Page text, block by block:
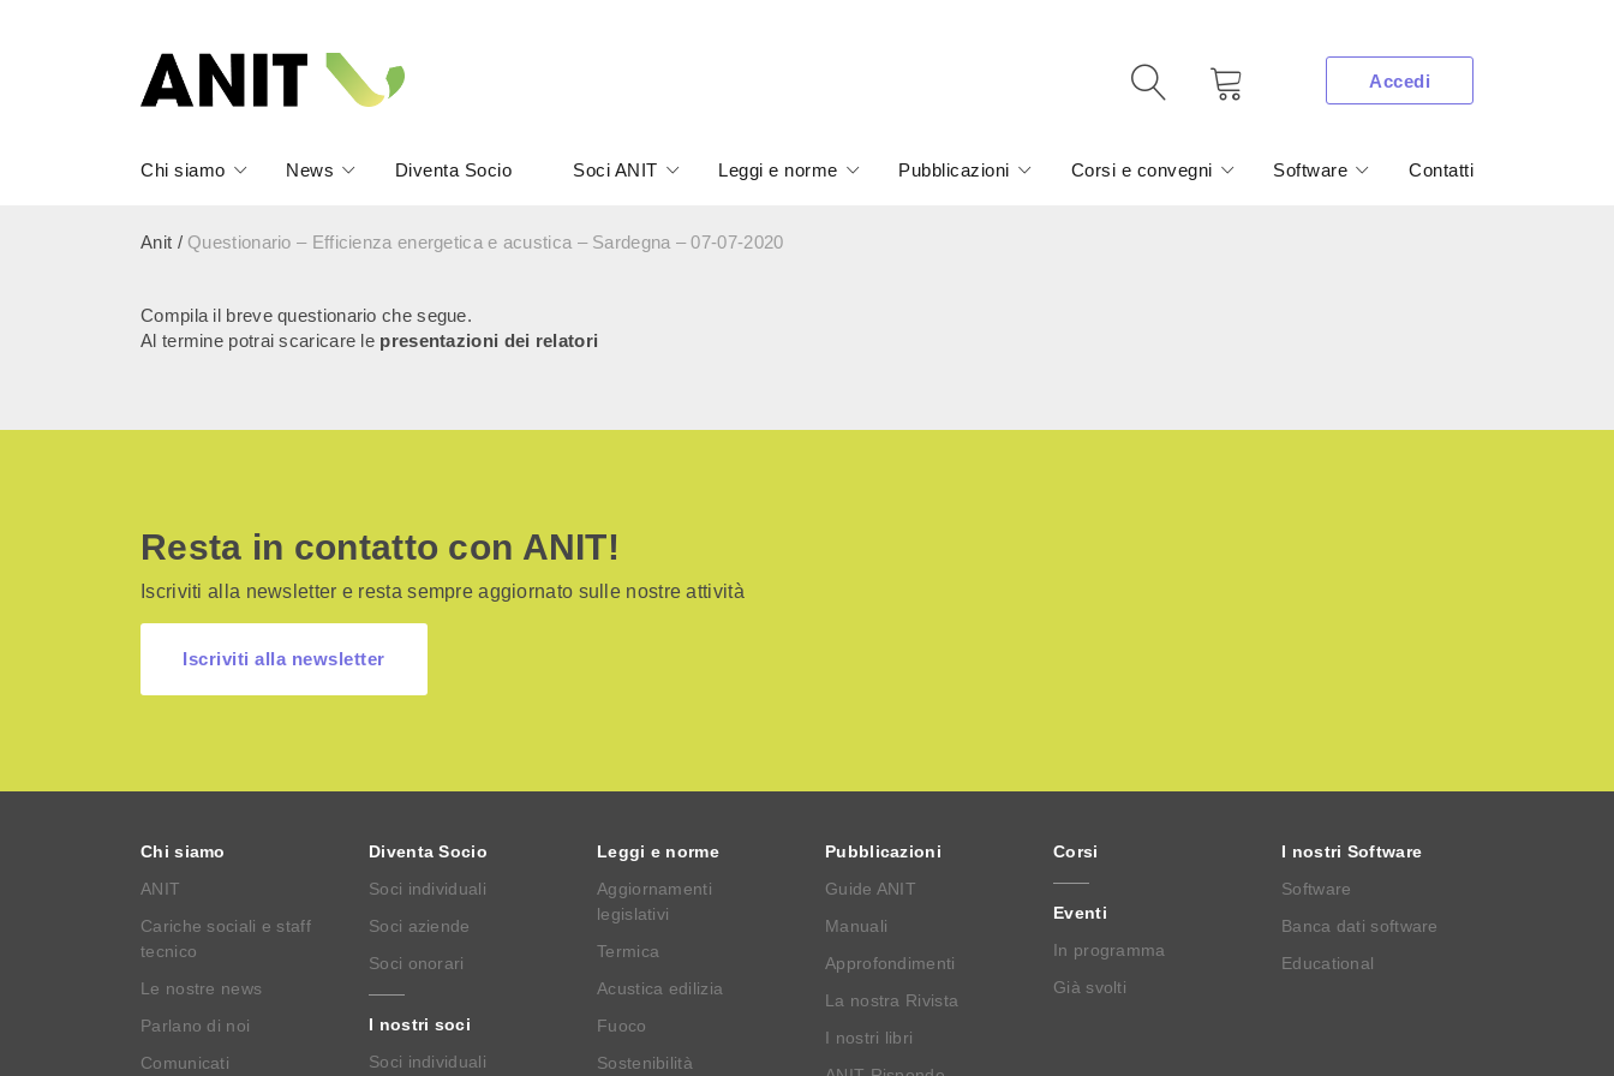
Accedi
Chi siamo News Diventa Socio Soci ANIT Leggi e norme Pubblicazioni Corsi e convegni Software Contatti
Anit / Questionario – Efficienza energetica e acustica – Sardegna – 07-07-2020
Compila il breve questionario che segue.
Al termine potrai scaricare le presentazioni dei relatori
Resta in contatto con ANIT!
Iscriviti alla newsletter e resta sempre aggiornato sulle nostre attività
Iscriviti alla newsletter
Chi siamo
ANIT
Cariche sociali e staff
tecnico
Le nostre news
Parlano di noi
Comunicati
Diventa Socio
Soci individuali
Soci aziende
Soci onorari
I nostri soci
Soci individuali
Leggi e norme
Aggiornamenti
legislativi
Termica
Acustica edilizia
Fuoco
Sostenibilità
Pubblicazioni
Guide ANIT
Manuali
Approfondimenti
La nostra Rivista
I nostri libri
Corsi
Eventi
In programma
Già svolti
I nostri Software
Software
Banca dati software
Educational